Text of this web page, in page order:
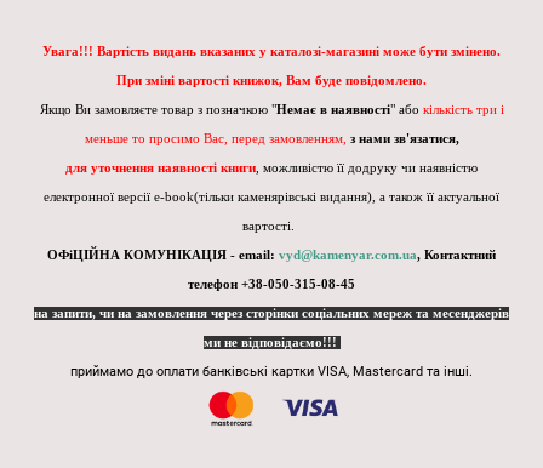
Увага!!! Вартість видань вказаних у каталозі-магазині може бути змінено.
При зміні вартості книжок, Вам буде повідомлено.
Якщо Ви замовляєте товар з позначкою "Немає в наявності" або кількість три і
меньше то просимо Вас, перед замовленням, з нами зв'язатися,
для уточнення наявності книги , можливістю її додруку чи наявністю
електронної версії e-book(тільки каменярівські видання), а також її актуальної
вартості.
ОФіЦІЙНА КОМУНІКАЦІЯ - email: vyd@kamenyar.com.ua, Контактний
телефон +38-050-315-08-45
на запити, чи на замовлення через сторінки соціальних мереж та месенджерів
ми не відповідаємо!!!
приймамо до оплати банківські картки VISA, Mastercard та інші.